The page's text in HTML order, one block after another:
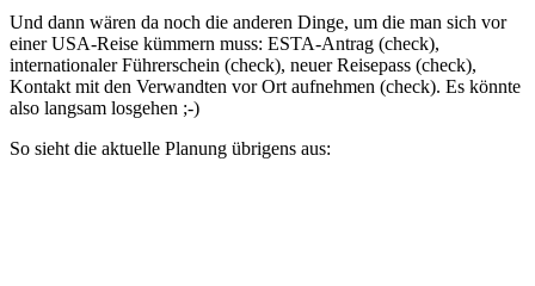
Und dann wären da noch die anderen Dinge, um die man sich vor
einer USA-Reise kümmern muss: ESTA-Antrag (check),
internationaler Führerschein (check), neuer Reisepass (check),
Kontakt mit den Verwandten vor Ort aufnehmen (check). Es könnte
also langsam losgehen ;-)
So sieht die aktuelle Planung übrigens aus: